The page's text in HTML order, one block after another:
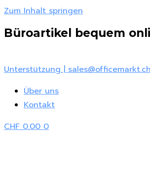
Zum Inhalt springen
Büroartikel bequem
Unterstützung |
Über uns
Kontakt
CHF0.00 0